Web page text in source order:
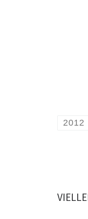
2012